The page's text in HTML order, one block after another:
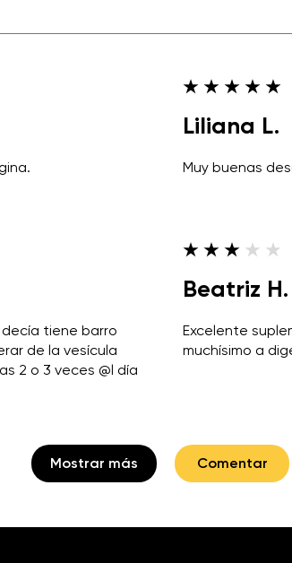
Liliana L.
Muy buenas
decía tiene barro
de la vesícula
2 o 3 veces @l día
Beatriz H.
Excelente
muchísimo a
Mostrar más Comentar